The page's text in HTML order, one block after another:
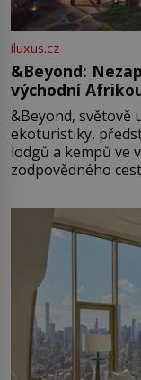
iluxus.cz
&Beyond:
východní
&Beyond, světově
ekoturistiky,
lodgů a kempů ve
zodpovědného